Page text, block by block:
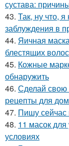
сустава:
43. Так, ну что,
заблуждения в
44. Яичная
блестящих волос
45. Кожные
обнаружить
46. Сделай свою
рецепты для
47. Пишу сейчас
48. 11 масок
условиях